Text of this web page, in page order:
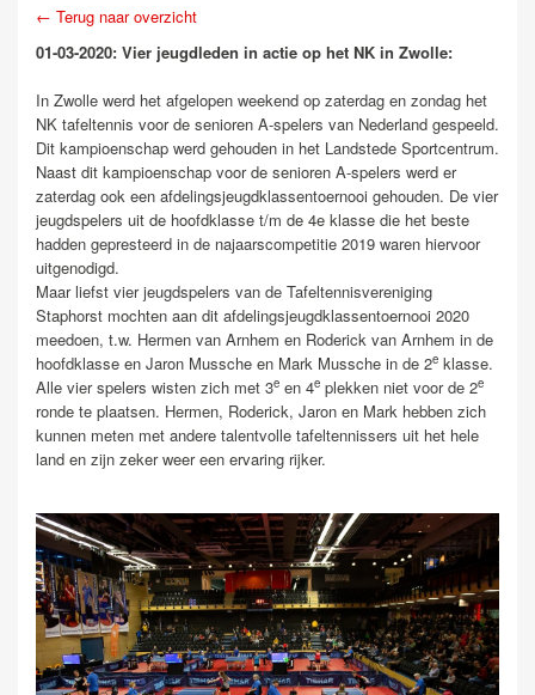
← Terug naar overzicht
01-03-2020: Vier jeugdleden in actie op het NK in Zwolle:
In Zwolle werd het afgelopen weekend op zaterdag en zondag het
NK tafeltennis voor de senioren A-spelers van Nederland gespeeld.
Dit kampioenschap werd gehouden in het Landstede Sportcentrum.
Naast dit kampioenschap voor de senioren A-spelers werd er
zaterdag ook een afdelingsjeugdklassentoernooi gehouden. De vier
jeugdspelers uit de hoofdklasse t/m de 4e klasse die het beste
hadden gepresteerd in de najaarscompetitie 2019 waren hiervoor
uitgenodigd.
Maar liefst vier jeugdspelers van de Tafeltennisvereniging
Staphorst mochten aan dit afdelingsjeugdklassentoernooi 2020
meedoen, t.w. Hermen van Arnhem en Roderick van Arnhem in de
hoofdklasse en Jaron Mussche en Mark Mussche in de 2e klasse.
Alle vier spelers wisten zich met 3e en 4e plekken niet voor de 2e
ronde te plaatsen. Hermen, Roderick, Jaron en Mark hebben zich
kunnen meten met andere talentvolle tafeltennissers uit het hele
land en zijn zeker weer een ervaring rijker.